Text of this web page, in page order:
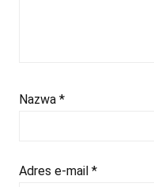
Nazwa *
Adres e-mail *